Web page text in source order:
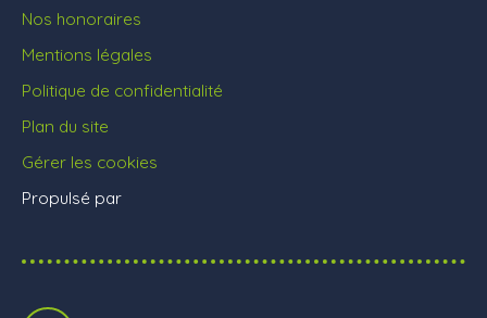
Nos honoraires
Mentions légales
Politique de confidentialité
Plan du site
Gérer les cookies
Propulsé par